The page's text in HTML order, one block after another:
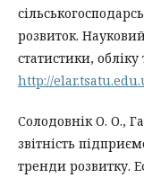
розвиток.
статистики,
http://
Солодовнік О. О.,
звітність
тренди розвитку.